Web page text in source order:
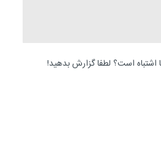
اشتباه است؟ لطفا گزارش بدهید!